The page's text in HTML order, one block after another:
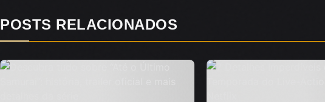
POSTS RELACIONADOS